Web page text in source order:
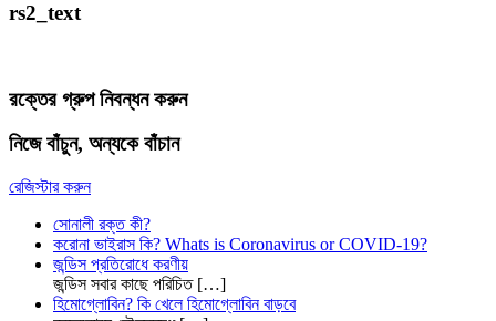
rs2_text
রক্তের গ্রুপ নিবন্ধন করুন
নিজে বাঁচুন, অন্যকে বাঁচান
রেজিস্টার করুন
সোনালী রক্ত কী?
করোনা ভাইরাস কি? Whats is Coronavirus or COVID-19?
জন্ডিস প্রতিরোধে করণীয়
জন্ডিস সবার কাছে পরিচিত […]
হিমোগ্লোবিন? কি খেলে হিমোগ্লোবিন বাড়বে